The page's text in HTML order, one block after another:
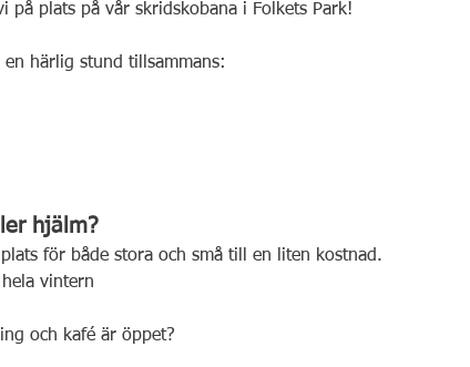
på plats på vår skridskobana i Folkets Park!
en härlig stund tillsammans:
hjälm?
för både stora och små till en liten kostnad.
vintern
och kafé är öppet?